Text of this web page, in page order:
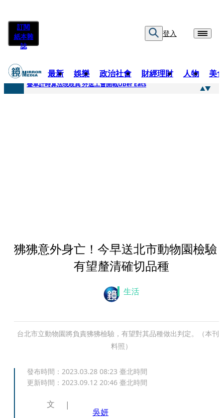
訂閱
紙本雜
誌
登入
最新 娛樂 政治社會 財經理財 人物 美
快訊
疊單計時算法現歧異 外送工會開戰Uber Eats
狒狒意外身亡！今早送北市動物園檢
有望釐清確切品種
生活
台北市立動物園將負責狒狒檢驗，有望對其品種做出判定。（本刊
料照）
發布時間： 2023.03.28 08:23 臺北時間
更新時間： 2023.09.12 20:46 臺北時間
文
吳妍